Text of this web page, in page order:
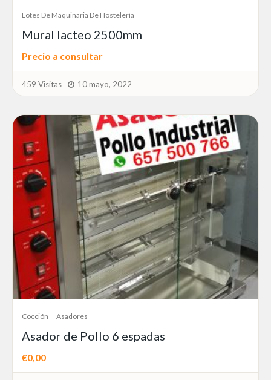
Lotes De Maquinaria De Hostelería
Mural lacteo 2500mm
Precio a consultar
459 Visitas 10 mayo, 2022
Cocción Asadores
Asador de Pollo 6 espadas
€0,00